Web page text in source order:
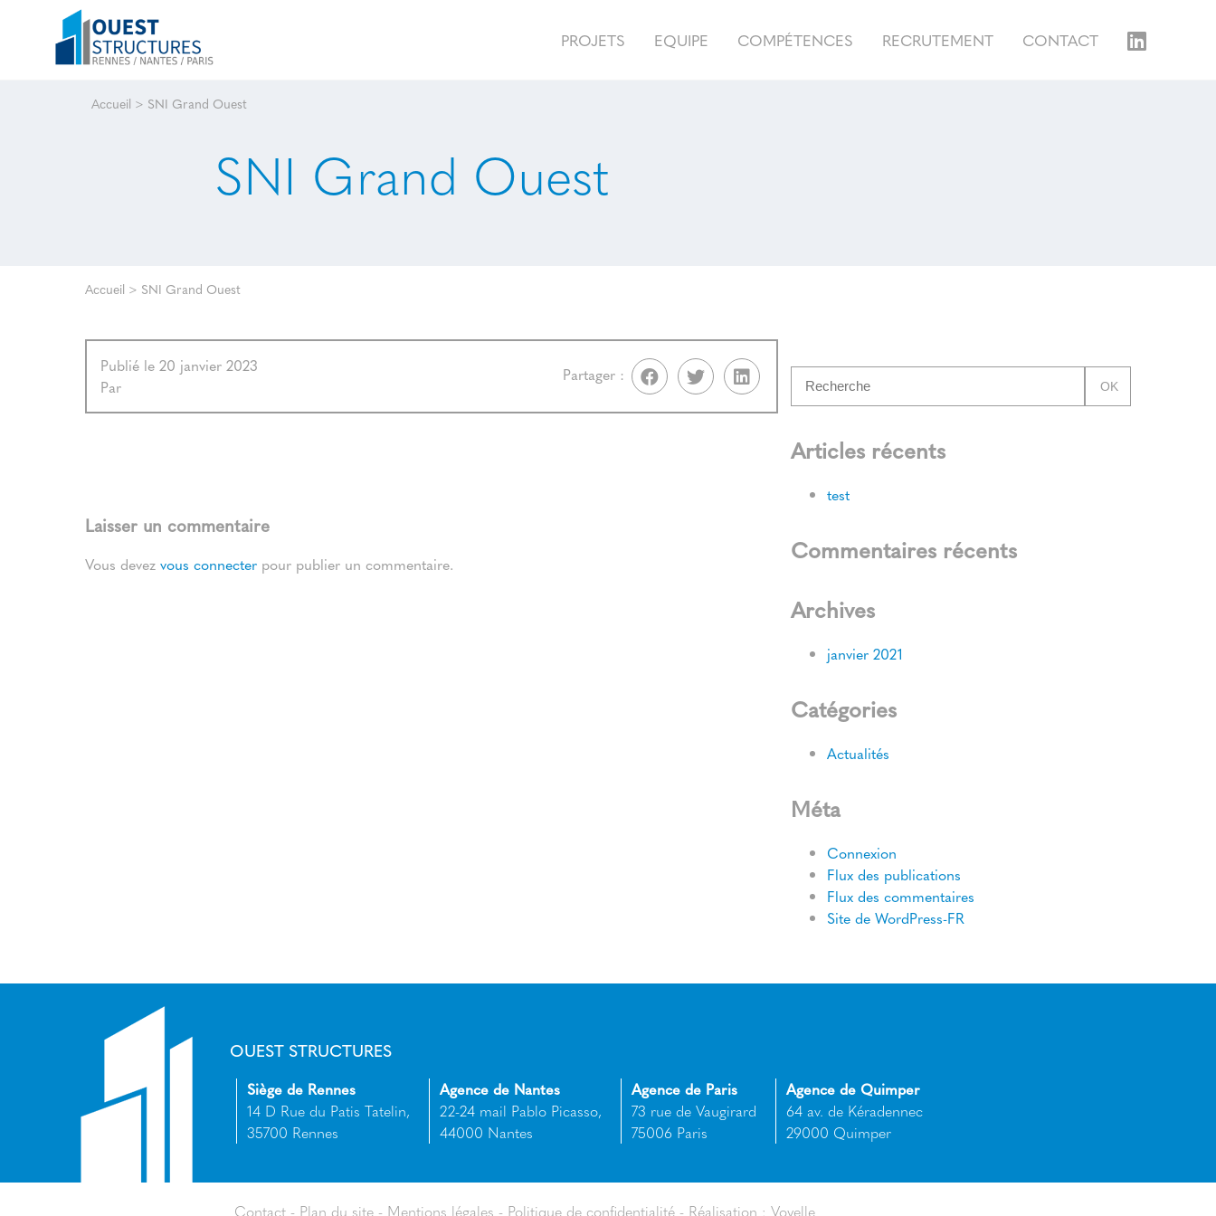
PROJETS EQUIPE COMPÉTENCES RECRUTEMENT CONTACT
Accueil > SNI Grand Ouest
SNI Grand Ouest
Accueil > SNI Grand Ouest
Publié le 20 janvier 2023
Par
Partager :
Laisser un commentaire
Vous devez vous connecter pour publier un commentaire.
OK
Articles récents
test
Commentaires récents
Archives
janvier 2021
Catégories
Actualités
Méta
Connexion
Flux des publications
Flux des commentaires
Site de WordPress-FR
OUEST STRUCTURES
Siège de Rennes
14 D Rue du Patis Tatelin,
35700 Rennes
Agence de Nantes
22-24 mail Pablo Picasso,
44000 Nantes
Agence de Paris
73 rue de Vaugirard
75006 Paris
Agence de Quimper
64 av. de Kéradennec
29000 Quimper
Contact Plan du site Mentions légales Politique de confidentialité Réalisation : Voyelle